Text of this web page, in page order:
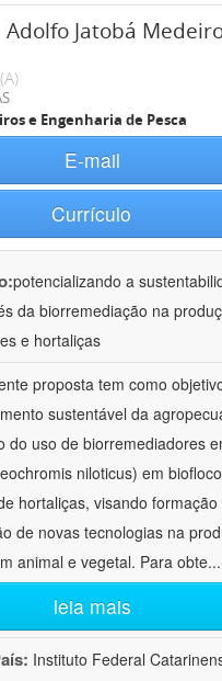
Adolfo Jatobá
e Engenharia de Pesca
E-mail
Currículo
potencializando a
da biorremediação na
e hortaliças
proposta tem como
sustentável da
do uso de biorremediadores
niloticus) em
hortaliças, visando
de novas tecnologias na
animal e vegetal. Para obte...
leia mais
Instituto Federal